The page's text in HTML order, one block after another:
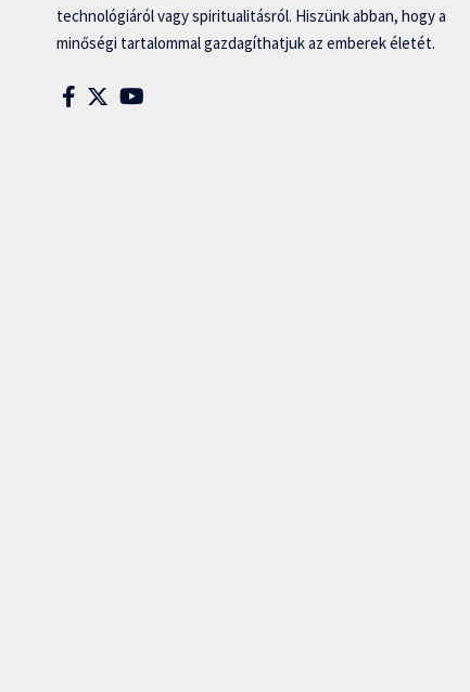
technológiáról vagy spiritualitásról. Hiszünk abban, hogy a
minőségi tartalommal gazdagíthatjuk az emberek életét.